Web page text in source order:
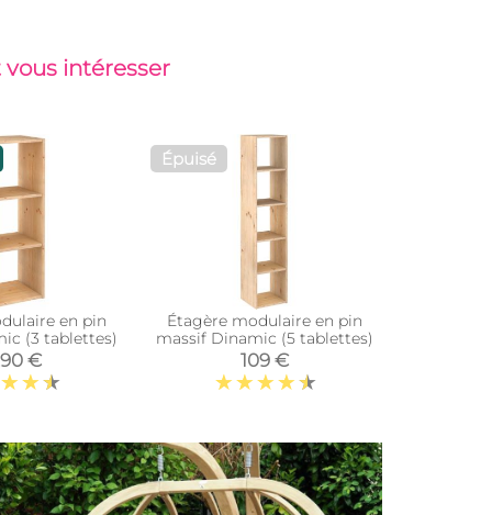
intéresser
en pin
(3 tablettes)
€
Épuisé
Étagère modulaire en pin
massif Dinamic (5 tablettes)
109 €